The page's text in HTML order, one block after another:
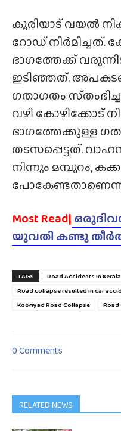
കൂരിയാട് വയൽ
റോഡ് നിർമിച്ചത്.
ഭാഗത്തേക്ക്
ഇടിഞ്ഞത്.
ഗതാഗതം
വഴി കോഴിക്കോട്
ഭാഗത്തേക്കുള്ള
തടസപ്പെട്ടത്.
നിന്നും മമ്പുറം,
Most Read|
യുവതി കണ്ടു
TAGS
Road Accidents In Kerala
Road collapse resulted in car
Kooriyad Road Collapse
Road
0 Comments
RELATED NEWS